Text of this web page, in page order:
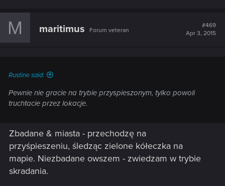
M maritimus Forum veteran
#469
Apr 3, 2015
Rustine said:
Pewnie nie gracie na trybie przyspieszonym, tylko powoli
truchtacie przez lokacje.
Zbadane & miasta - przechodzę na
przyśpieszeniu, śledząc zielone kółeczka na
mapie. Niezbadane owszem - zwiedzam w trybie
skradania.